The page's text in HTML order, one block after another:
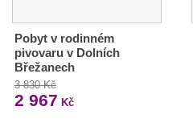
Pobyt v rodinném
pivovaru v Dolních
Břežanech
3 830 Kč
2 967 Kč